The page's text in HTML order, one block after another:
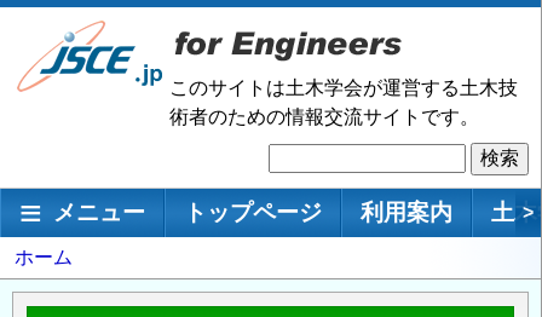
メ
ン
移
このサイトは土木学会が運営する土木技
術者のための情報交流サイトです。
索
メインナビゲーション
メニュー トップページ 利用案内 土 >
パ
ン
ホーム